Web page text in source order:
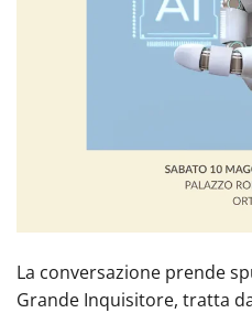
La conversazione prende
Grande Inquisitore, tratta